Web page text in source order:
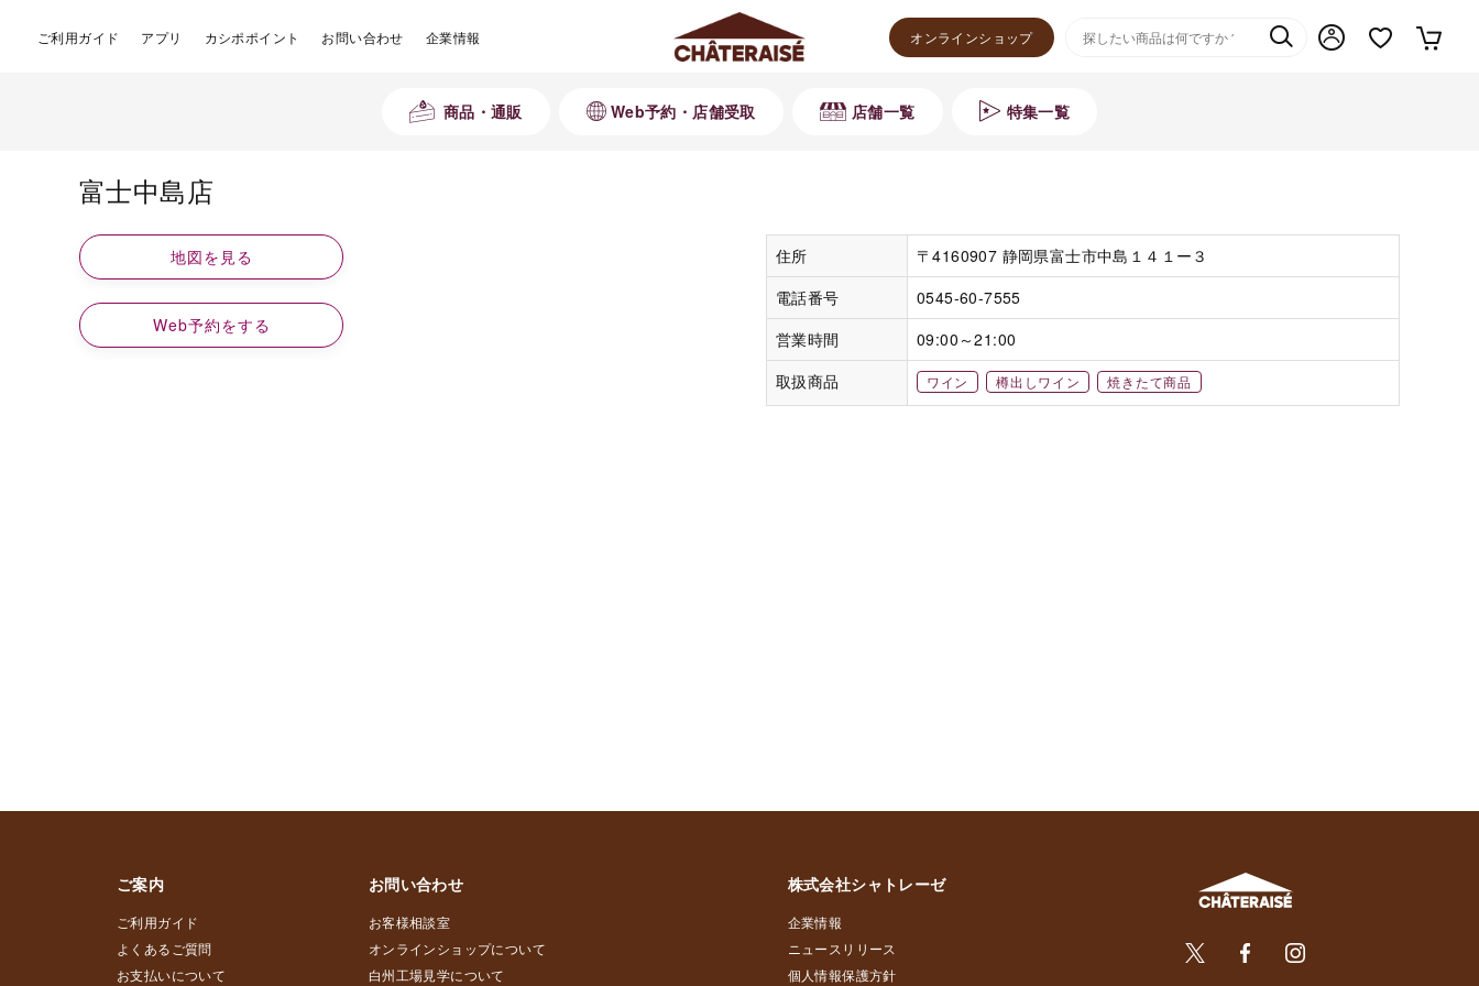
ご利用ガイド アプリ カシポポイント お問い合わせ 企業情報 オンラインショップ
商品・通販 Web予約・店舗受取 店舗一覧 特集一覧
富士中島店
住所
〒4160907 静岡県富士市中島１４１ー３
電話番号
0545-60-7555
営業時間
09:00～21:00
取扱商品
ワイン 樽出しワイン 焼きたて商品
地図を見る
Web予約をする
ご案内
ご利用ガイド
よくあるご質問
お支払いについて
お問い合わせ
お客様相談室
オンラインショップについて
白州工場見学について
株式会社シャトレーゼ
企業情報
ニュースリリース
個人情報保護方針